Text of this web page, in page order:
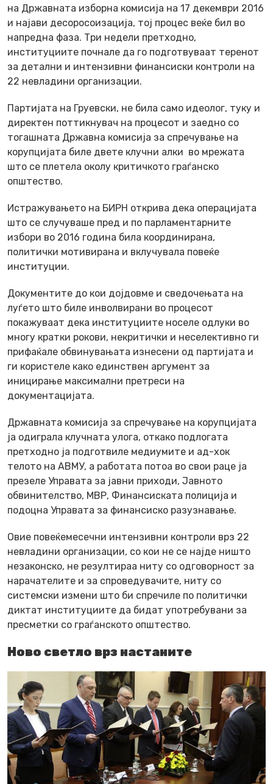
на Државната изборна комисија на 17 декември 2016
и најави десоросоизација, тој процес веќе бил во
напредна фаза. Три недели претходно,
институциите почнале да го подготвуваат теренот
за детални и интензивни финансиски контроли на
22 невладини организации.
Партијата на Груевски, не била само идеолог, туку и
директен поттикнувач на процесот и заедно со
тогашната Државна комисија за спречување на
корупцијата биле двете клучни алки во мрежата
што се плетела околу критичкото граѓанско
општество.
Истражувањето на БИРН открива дека операцијата
што се случуваше пред и по парламентарните
избори во 2016 година била координирана,
политички мотивирана и вклучувала повеќе
институции.
Документите до кои дојдовме и сведочењата на
луѓето што биле инволвирани во процесот
покажуваат дека институциите носеле одлуки во
многу кратки рокови, некритички и неселективно ги
прифаќале обвинувањата изнесени од партијата и
ги користеле како единствен аргумент за
иницирање максимални претреси на
документацијата.
Државната комисија за спречување на корупцијата
ја одиграла клучната улога, откако подлогата
претходно ја подготвиле медиумите и ад-хок
телото на АВМУ, а работата потоа во свои раце ја
презеле Управата за јавни приходи, Јавното
обвинителство, МВР, Финансиската полиција и
подоцна Управата за финансиско разузнавање.
Овие повеќемесечни интензивни контроли врз 22
невладини организации, со кои не се најде ништо
незаконско, не резултираа ниту со одговорност за
нарачателите и за спроведувачите, ниту со
системски измени што би спречиле по политички
диктат институциите да бидат употребувани за
пресметки со граѓанското општество.
Ново светло врз настаните